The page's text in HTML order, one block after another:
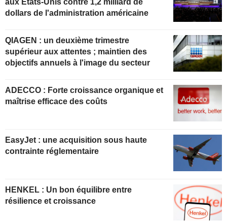
aux États-Unis contre 1,2 milliard de
dollars de l'administration américaine
QIAGEN : un deuxième trimestre
supérieur aux attentes ; maintien des
objectifs annuels à l'image du secteur
ADECCO : Forte croissance organique et
maîtrise efficace des coûts
EasyJet : une acquisition sous haute
contrainte réglementaire
HENKEL : Un bon équilibre entre
résilience et croissance